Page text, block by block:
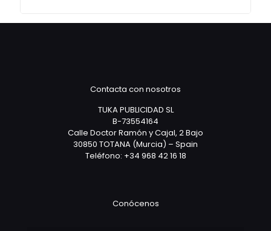
Contacta con nosotros
TUKA PUBLICIDAD SL
B-73554164
Calle Doctor Ramón y Cajal, 2 Bajo
30850 TOTANA (Murcia) – Spain
Teléfono: +34 968 42 16 18
Conócenos